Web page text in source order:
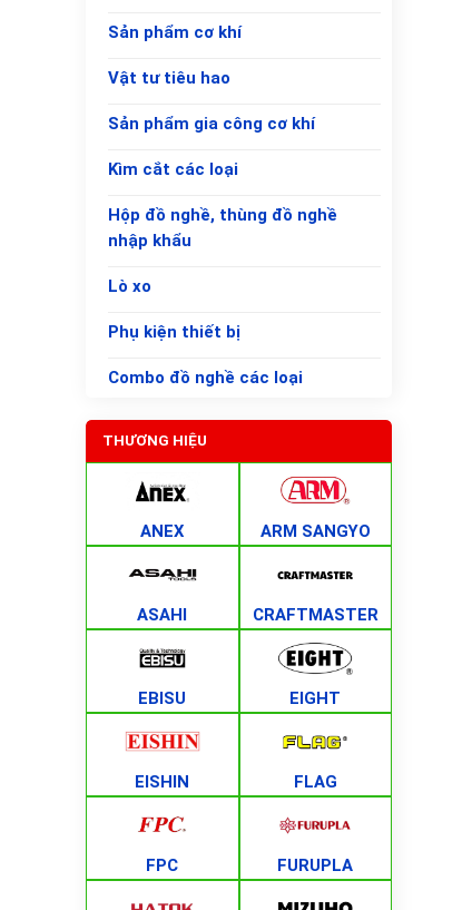
Sản phẩm cơ khí
Vật tư tiêu hao
Sản phẩm gia công cơ khí
Kìm cắt các loại
Hộp đồ nghề, thùng đồ nghề
nhập khẩu
Lò xo
Phụ kiện thiết bị
Combo đồ nghề các loại
THƯƠNG HIỆU
ANEX ARM SANGYO
ASAHI CRAFTMASTER
EBISU EIGHT
EISHIN FLAG
FPC FURUPLA